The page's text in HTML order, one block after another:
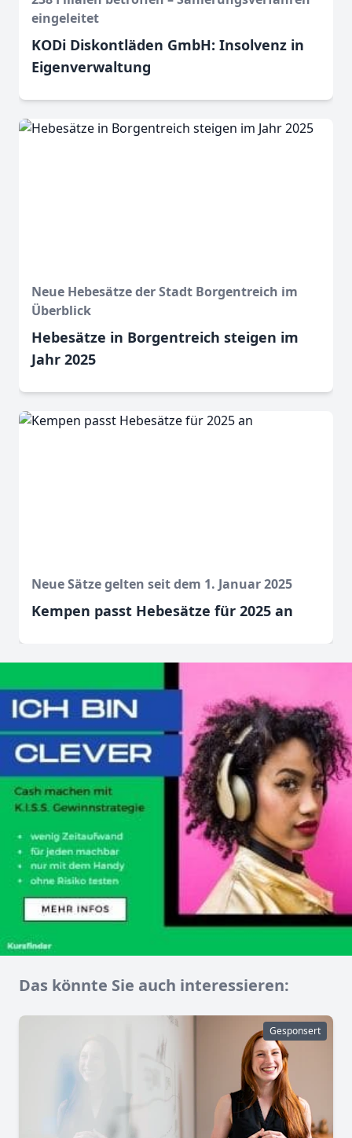
eingeleitet
KODi Diskontläden GmbH: Insolvenz in
Eigenverwaltung
Neue Hebesätze der Stadt Borgentreich im
Überblick
Hebesätze in Borgentreich steigen im
Jahr 2025
Neue Sätze gelten seit dem 1. Januar 2025
Kempen passt Hebesätze für 2025 an
Das könnte Sie auch interessieren:
Gesponsert